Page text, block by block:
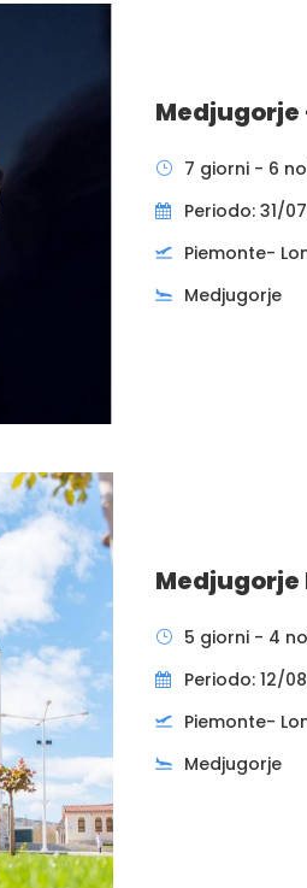
Medjugorje
7 giorni - 6
Periodo: 31/
Piemonte-
Medjugorje
Medjugorje
5 giorni - 4
Periodo: 12/
Piemonte-
Medjugorje